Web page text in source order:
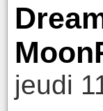
jeudi